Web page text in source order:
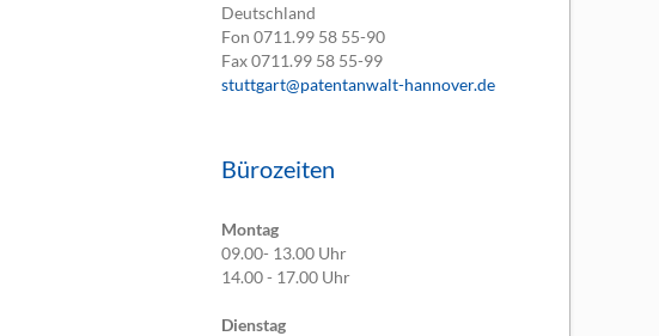
Deutschland
Fon0711.99 58 55-90
Fax0711.99 58 55-99
stuttgart@patentanwalt-hannover.de
Bürozeiten
Montag
09.00- 13.00 Uhr
14.00 - 17.00 Uhr
Dienstag